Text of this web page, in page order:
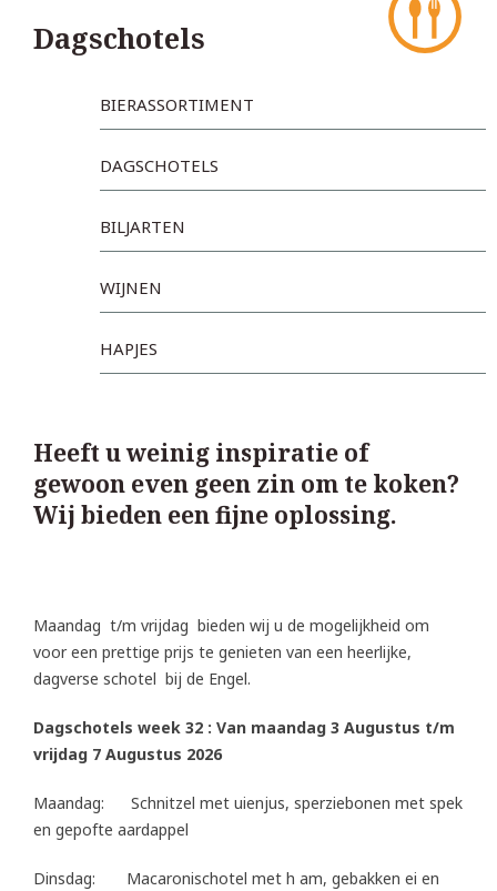
Dagschotels
BIERASSORTIMENT
DAGSCHOTELS
BILJARTEN
WIJNEN
HAPJES
Heeft u weinig inspiratie of
gewoon even geen zin om te koken?
Wij bieden een fijne oplossing.
Maandag t/m vrijdag bieden wij u de mogelijkheid om
voor een prettige prijs te genieten van een heerlijke,
dagverse schotel bij de Engel.
Dagschotels week 32 : Van maandag 3 Augustus t/m
vrijdag 7 Augustus 2026
Maandag: Schnitzel met uienjus, sperziebonen met spek
en gepofte aardappel
Dinsdag: Macaronischotel met h am, gebakken ei en